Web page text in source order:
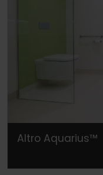
Altro Aquarius™